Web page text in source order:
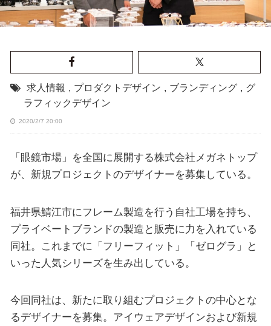
求人情報 , プロダクトデザイン , ブランディング , グ
ラフィックデザイン
2020/2/7 20:00
「眼鏡市場」を全国に展開する株式会社メガネトップ
が、新規プロジェクトのデザイナーを募集している。
福井県鯖江市にフレーム製造を行う自社工場を持ち、
プライベートブランドの製造と販売に力を入れている
同社。これまでに「フリーフィット」「ゼログラ」と
いった人気シリーズを生み出している。
今回同社は、新たに取り組むプロジェクトの中心とな
るデザイナーを募集。アイウェアデザインおよび新規